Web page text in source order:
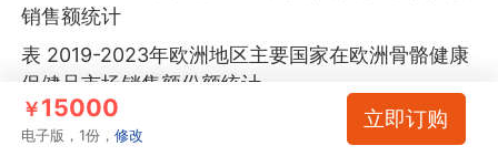
销售额统计
表 2019-2023年欧洲地区主要国家在欧洲骨骼健康
保健品市场销售额份额统计
图 2019-2023年德国骨骼健康保健品市场销量和增
￥15000
电子版，1份，修改
立即订购